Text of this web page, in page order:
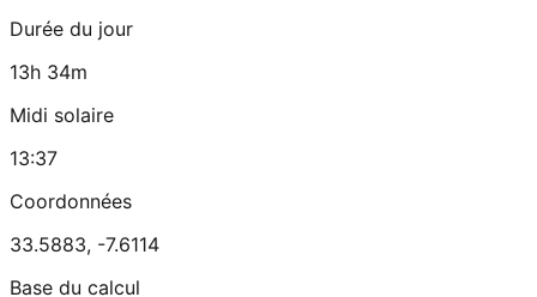
Durée du jour
13h 34m
Midi solaire
13:37
Coordonnées
33.5883, -7.6114
Base du calcul